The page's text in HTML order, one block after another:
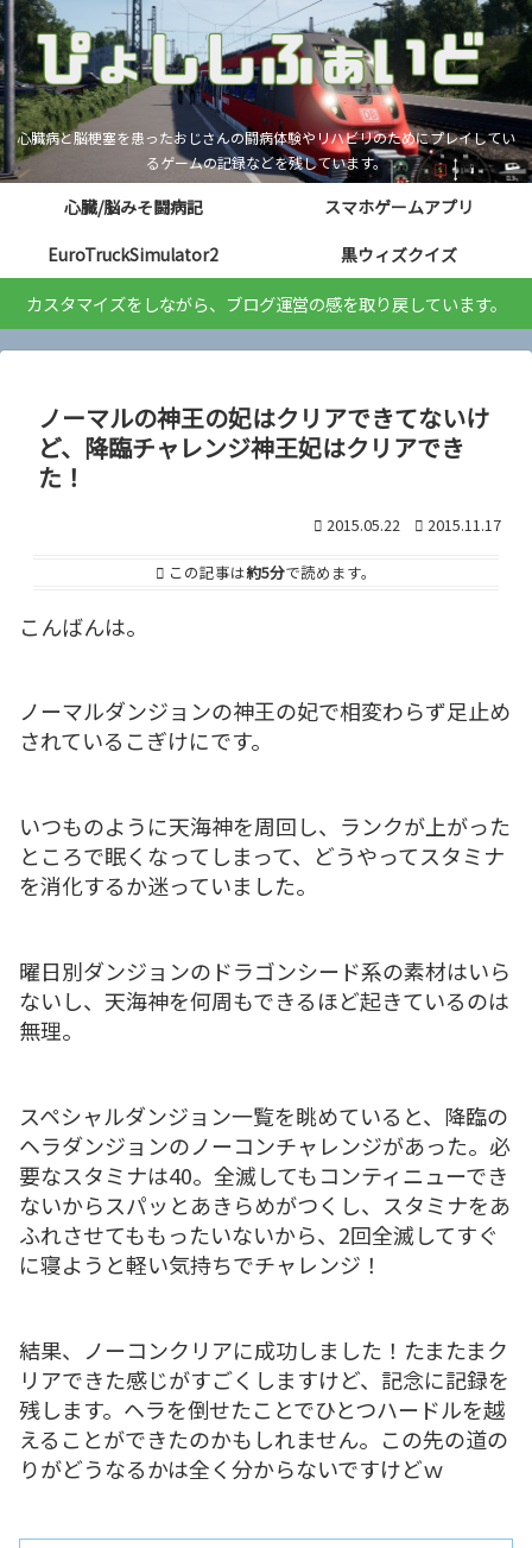
心臓病と脳梗塞を患ったおじさんの闘病体験やリハビリのためにプレイしてい
るゲームの記録などを残しています。
心臓/脳みそ闘病記
スマホゲームアプリ
EuroTruckSimulator2
黒ウィズクイズ
カスタマイズをしながら、ブログ運営の感を取り戻しています。
ノーマルの神王の妃はクリアできてないけ
ど、降臨チャレンジ神王妃はクリアでき
た！
2015.05.22 2015.11.17
この記事は約5分で読めます。
こんばんは。
ノーマルダンジョンの神王の妃で相変わらず足止め
されているこぎけにです。
いつものように天海神を周回し、ランクが上がった
ところで眠くなってしまって、どうやってスタミナ
を消化するか迷っていました。
曜日別ダンジョンのドラゴンシード系の素材はいら
ないし、天海神を何周もできるほど起きているのは
無理。
スペシャルダンジョン一覧を眺めていると、降臨の
ヘラダンジョンのノーコンチャレンジがあった。必
要なスタミナは40。全滅してもコンティニューでき
ないからスパッとあきらめがつくし、スタミナをあ
ふれさせてももったいないから、2回全滅してすぐ
に寝ようと軽い気持ちでチャレンジ！
結果、ノーコンクリアに成功しました！たまたまク
リアできた感じがすごくしますけど、記念に記録を
残します。ヘラを倒せたことでひとつハードルを越
えることができたのかもしれません。この先の道の
りがどうなるかは全く分からないですけどｗ